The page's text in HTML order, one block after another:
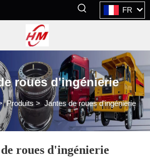
FR
roues d'ingénierie
Produits> Jantes de roues d'ingénierie
roues d'ingénierie